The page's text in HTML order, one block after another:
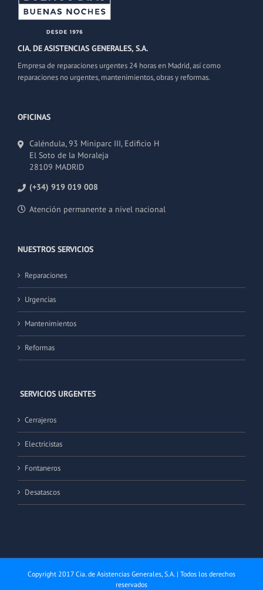
CIA. DE ASISTENCIAS GENERALES, S.A.
Empresa de reparaciones urgentes 24 horas en Madrid, así como
reparaciones no urgentes, mantenimientos, obras y reformas.
OFICINAS
Caléndula, 93 Miniparc III, Edificio H
El Soto de la Moraleja
28109 MADRID
(+34) 919 019 008
Atención permanente a nivel nacional
NUESTROS SERVICIOS
Reparaciones
Urgencias
Mantenimientos
Reformas
SERVICIOS URGENTES
Cerrajeros
Electricistas
Fontaneros
Desatascos
Copyright 2017 Cia. de Asistencias Generales, S.A. | Todos los derechos
reservados